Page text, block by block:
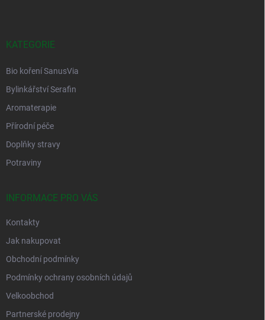
KATEGORIE
Bio koření SanusVia
Bylinkářství Serafin
Aromaterapie
Přírodní péče
Doplňky stravy
Potraviny
INFORMACE PRO VÁS
Kontakty
Jak nakupovat
Obchodní podmínky
Podmínky ochrany osobních údajů
Velkoobchod
Partnerské prodejny